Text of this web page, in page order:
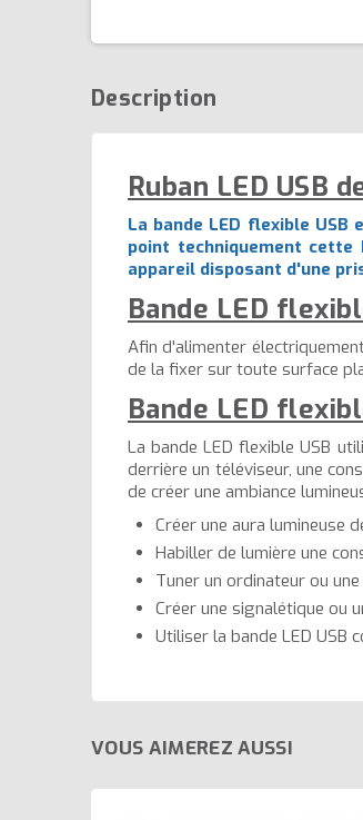
Description
Ruban LED USB
La bande LED flexible
point techniquement
appareil disposant d'une
Bande LED
Afin d'alimenter
de la fixer sur toute surface
Bande LED
La bande LED flexible USB
derrière un téléviseur, une
de créer une ambiance
Créer une aura lumineuse
Habiller de lumière une
Tuner un ordinateur ou
Créer une signalétique ou
Utiliser la bande LED USB
VOUS AIMEREZ AUSSI